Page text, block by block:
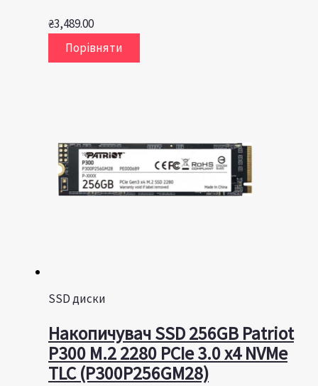
₴3,489.00
Порівняти
SSD диски
Накопичувач SSD 256GB Patriot
P300 M.2 2280 PCIe 3.0 x4 NVMe
TLC (P300P256GM28)